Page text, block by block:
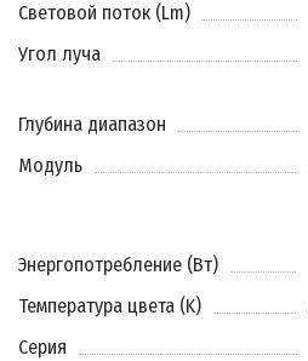
Световой поток (Lm)
Угол луча
Глубина диапазон
Модуль
Энергопотребление (Вт)
Температура цвета (K)
Серия